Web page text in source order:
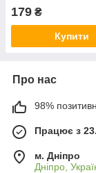
179 ₴
Купити
Про нас
98%
Працює з
м. Дніпро
Дніпро,